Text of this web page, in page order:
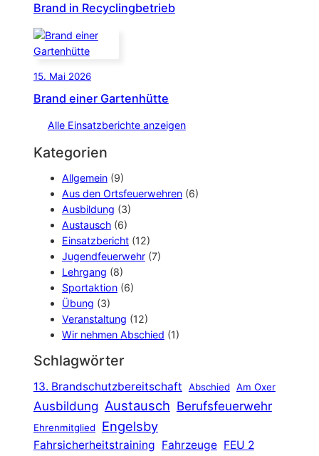
Brand in Recyclingbetrieb
15. Mai 2026
Brand einer Gartenhütte
Alle Einsatzberichte anzeigen
Kategorien
Allgemein(9)
Aus den Ortsfeuerwehren(6)
Ausbildung (3)
Austausch(6)
Einsatzbericht(12)
Jugendfeuerwehr(7)
Lehrgang (8)
Sportaktion(6)
Übung (3)
Veranstaltung (12)
Wir nehmen Abschied (1)
Schlagwörter
13. Brandschutzbereitschaft Abschied Am Oxer
Ausbildung Austausch Berufsfeuerwehr
Ehrenmitglied Engelsby
Fahrsicherheitstraining Fahrzeuge FEU 2